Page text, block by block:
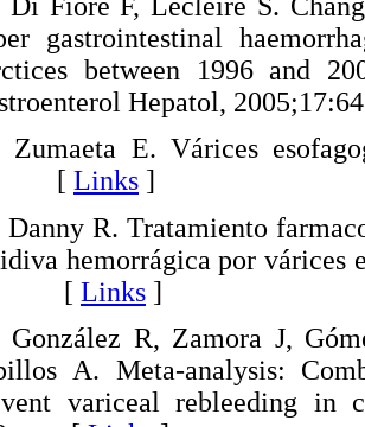
gastrointestinal
between 1996 and
Hepatol,
Zumaeta E. Várices
[ Links ]
Danny R. Tratamiento
hemorrágica por várices
[ Links ]
González R, Zamora J,
A. Meta-analysis:
variceal rebleeding in